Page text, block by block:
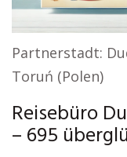
Partnerstadt:
Toruń (Polen)
Reisebüro
– 695